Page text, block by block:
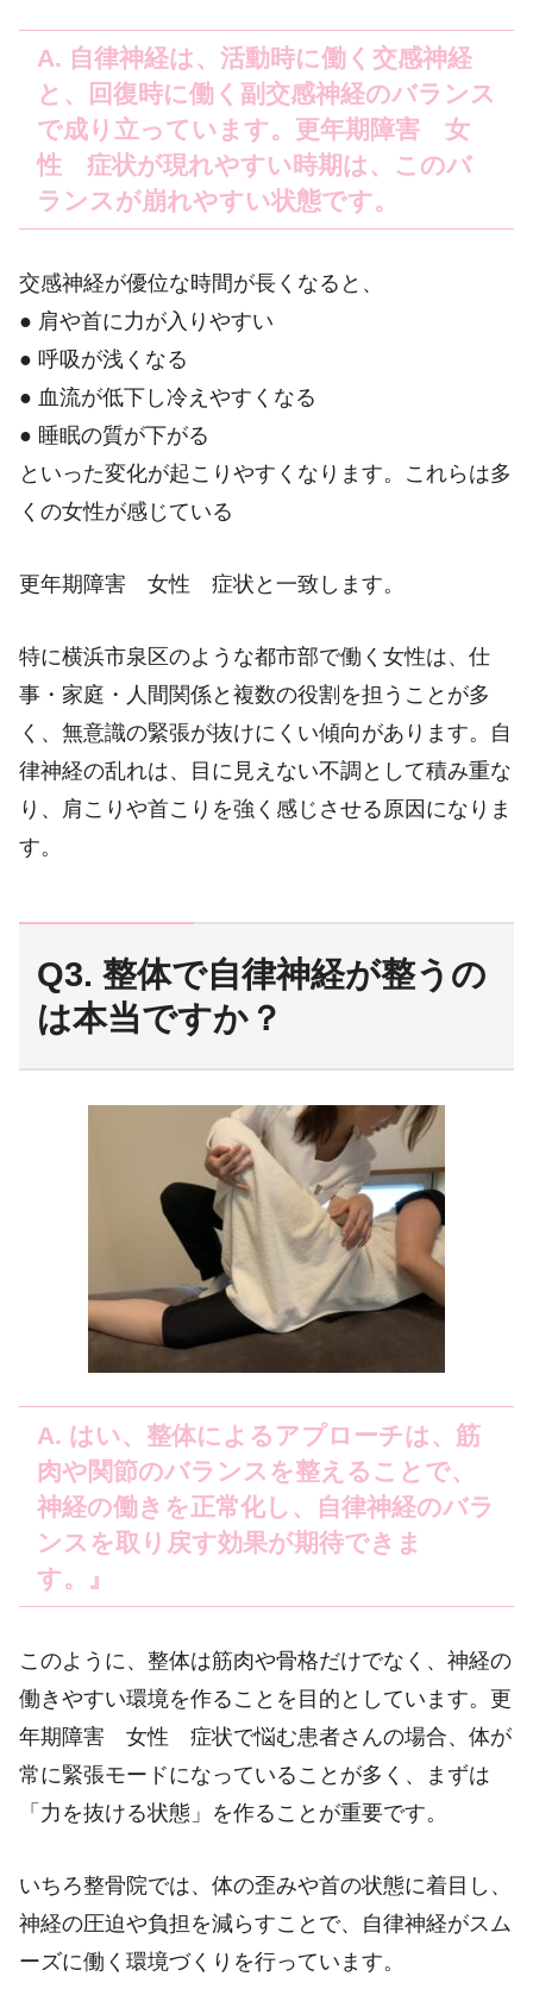
A. 自律神経は、活動時に働く交感神経
と、回復時に働く副交感神経のバランス
で成り立っています。更年期障害 女
性 症状が現れやすい時期は、このバ
ランスが崩れやすい状態です。
交感神経が優位な時間が長くなると、
● 肩や首に力が入りやすい
● 呼吸が浅くなる
● 血流が低下し冷えやすくなる
● 睡眠の質が下がる
といった変化が起こりやすくなります。これらは多
くの女性が感じている
更年期障害 女性 症状と一致します。
特に横浜市泉区のような都市部で働く女性は、仕
事・家庭・人間関係と複数の役割を担うことが多
く、無意識の緊張が抜けにくい傾向があります。自
律神経の乱れは、目に見えない不調として積み重な
り、肩こりや首こりを強く感じさせる原因になりま
す。
Q3. 整体で自律神経が整うの
は本当ですか？
A. はい、整体によるアプローチは、筋
肉や関節のバランスを整えることで、
神経の働きを正常化し、自律神経のバラ
ンスを取り戻す効果が期待できま
す。』
このように、整体は筋肉や骨格だけでなく、神経の
働きやすい環境を作ることを目的としています。更
年期障害 女性 症状で悩む患者さんの場合、体が
常に緊張モードになっていることが多く、まずは
「力を抜ける状態」を作ることが重要です。
いちろ整骨院では、体の歪みや首の状態に着目し、
神経の圧迫や負担を減らすことで、自律神経がスム
ーズに働く環境づくりを行っています。